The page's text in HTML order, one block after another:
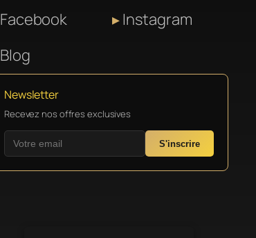
Facebook
Instagram
Blog
Newsletter
Recevez nos offres exclusives
S'inscrire